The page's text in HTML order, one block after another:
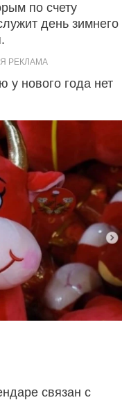
по счету
день зимнего
у нового года нет
связан с